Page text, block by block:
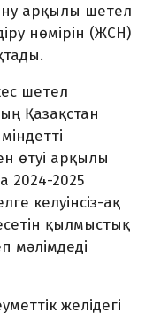
арқылы шетел
нөмірін (ЖСН)
шетел
Қазақстан
өтуі арқылы
2024-2025
келуінсіз-ақ
қылмыстық
мәлімдеді
желідегі